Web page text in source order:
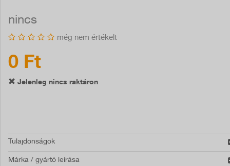
nincs
még nem értékelt
0 Ft
Jelenleg nincs raktáron
Tulajdonságok
Márka / gyártó leírása